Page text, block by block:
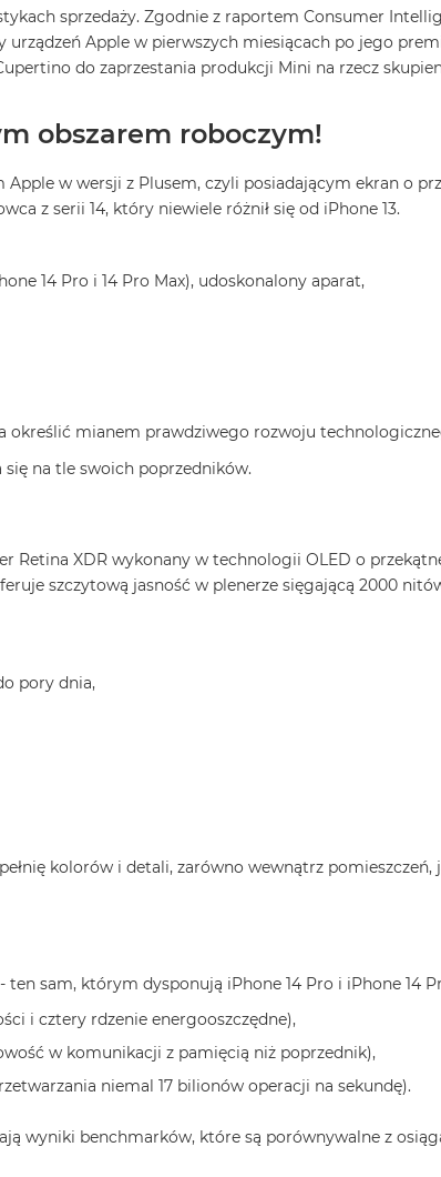
sprzedaży. Zgodnie z raportem Consumer
urządzeń Apple w pierwszych miesiącach po jego
do zaprzestania produkcji Mini na rzecz
obszarem roboczym!
w wersji z Plusem, czyli posiadającym ekran o
z serii 14, który niewiele różnił się od iPhone 13.
14 Pro i 14 Pro Max), udoskonalony aparat,
mianem prawdziwego rozwoju
na tle swoich poprzedników.
Retina XDR wykonany w technologii OLED o
szczytową jasność w plenerze sięgającą 2000
pory dnia,
kolorów i detali, zarówno wewnątrz
sam, którym dysponują iPhone 14 Pro i iPhone 14
i cztery rdzenie energooszczędne),
w komunikacji z pamięcią niż poprzednik),
niemal 17 bilionów operacji na sekundę).
wyniki benchmarków, które są porównywalne z